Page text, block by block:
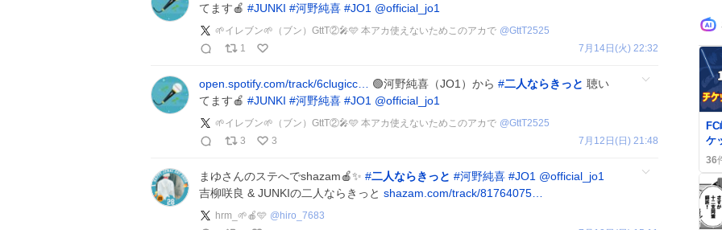
てます🍎 #JUNKI #河野純喜 #JO1 @official_jo1
🌱イレブン🌱（ブン）GttT②🎤🩵 本アカ使えないためこのアカで @GttT2525
1
7月14日(火) 22:32
open.spotify.com/track/6clugicc… 🟢河野純喜（JO1）から #二人ならきっと 聴い
てます🍎 #JUNKI #河野純喜 #JO1 @official_jo1
🌱イレブン🌱（ブン）GttT②🎤🩵 本アカ使えないためこのアカで @GttT2525
3
3 7月12日(日) 21:48
まゆさんのステへでshazam🍎✨ #二人ならきっと #河野純喜 #JO1 @official_jo1
吉柳咲良 & JUNKIの二人ならきっと shazam.com/track/81764075…
hrm_🌱🍎🩵 @ hiro_7683
ケ
ー
36